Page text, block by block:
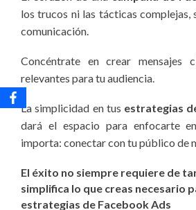
los trucos ni las tácticas complejas,
comunicación.
Concéntrate en crear mensajes
relevantes para tu audiencia.
La simplicidad en tus estrategias
dará el espacio para enfocarte
importa: conectar con tu público de
El éxito no siempre requiere de
simplifica lo que creas necesario
estrategias de Facebook Ads